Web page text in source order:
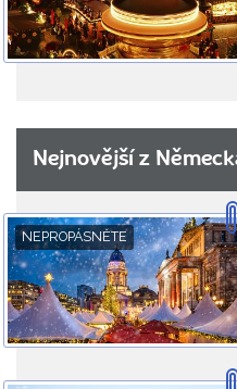
Nejnovější z
NEPROPÁSNĚTE